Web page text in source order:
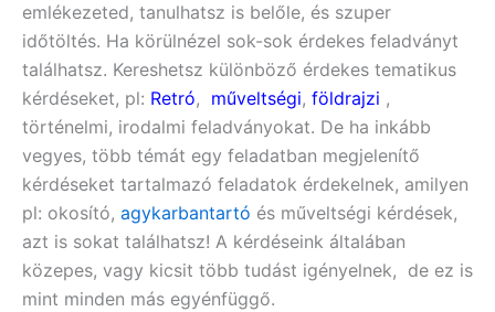
emlékezeted, tanulhatsz is belőle, és szuper
időtöltés. Ha körülnézel sok-sok érdekes feladványt
találhatsz. Kereshetsz különböző érdekes tematikus
kérdéseket, pl: Retró, műveltségi, földrajzi ,
történelmi, irodalmi feladványokat. De ha inkább
vegyes, több témát egy feladatban megjelenítő
kérdéseket tartalmazó feladatok érdekelnek, amilyen
pl: okosító, agykarbantartó és műveltségi kérdések,
azt is sokat találhatsz! A kérdéseink általában
közepes, vagy kicsit több tudást igényelnek, de ez is
mint minden más egyénfüggő.